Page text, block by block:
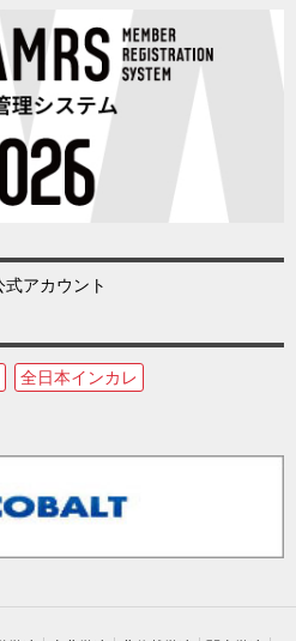
アカウント
全日本インカレ